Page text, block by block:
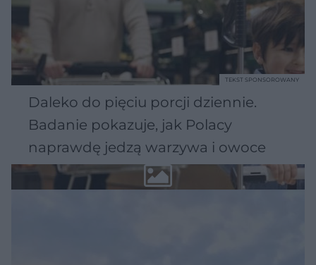
Daleko do pięciu porcji dziennie.
Badanie pokazuje, jak Polacy
naprawdę jedzą warzywa i owoce
TEKST SPONSOROWANY